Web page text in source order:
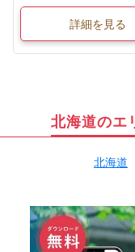
詳細を見る
北海道のエ
北海道